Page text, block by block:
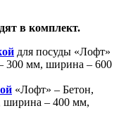
в комплект.
для посуды «Лофт»
300 мм, ширина – 600
«Лофт» – Бетон,
ширина – 400 мм,